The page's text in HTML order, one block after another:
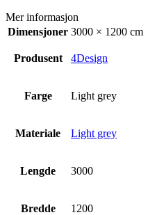
Mer informasjon
Dimensjoner 3000 × 1200 cm
Produsent 4Design
Farge Light grey
Materiale Light grey
Lengde 3000
Bredde 1200